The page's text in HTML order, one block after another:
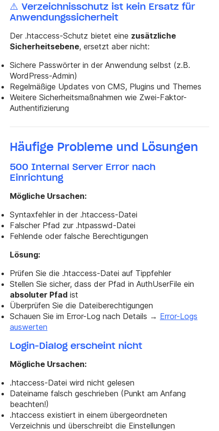
⚠️ Verzeichnisschutz ist kein Ersatz für
Anwendungssicherheit
Der .htaccess-Schutz bietet eine zusätzliche
Sicherheitsebene, ersetzt aber nicht:
Sichere Passwörter in der Anwendung selbst (z.B.
WordPress-Admin)
Regelmäßige Updates von CMS, Plugins und Themes
Weitere Sicherheitsmaßnahmen wie Zwei-Faktor-
Authentifizierung
Häufige Probleme und Lösungen
500 Internal Server Error nach
Einrichtung
Mögliche Ursachen:
Syntaxfehler in der .htaccess-Datei
Falscher Pfad zur .htpasswd-Datei
Fehlende oder falsche Berechtigungen
Lösung:
Prüfen Sie die .htaccess-Datei auf Tippfehler
Stellen Sie sicher, dass der Pfad in AuthUserFile ein
absoluter Pfad ist
Überprüfen Sie die Dateiberechtigungen
Schauen Sie im Error-Log nach Details → Error-Logs
auswerten
Login-Dialog erscheint nicht
Mögliche Ursachen:
.htaccess-Datei wird nicht gelesen
Dateiname falsch geschrieben (Punkt am Anfang
beachten!)
.htaccess existiert in einem übergeordneten
Verzeichnis und überschreibt die Einstellungen